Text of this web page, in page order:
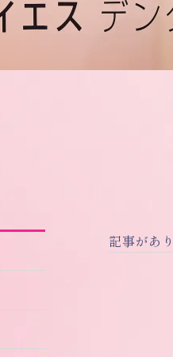
記事があ